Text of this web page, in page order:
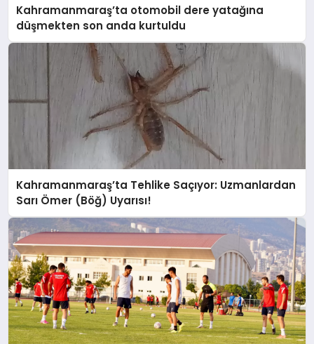
Kahramanmaraş’ta otomobil dere yatağına
düşmekten son anda kurtuldu
Kahramanmaraş’ta Tehlike Saçıyor: Uzmanlardan
Sarı Ömer (Böğ) Uyarısı!